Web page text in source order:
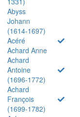
Abyss
Johann
(1614-1697)
Acéré
Achard Anne
Achard
Antoine
(1696-1772)
Achard
François
(1699-1782)